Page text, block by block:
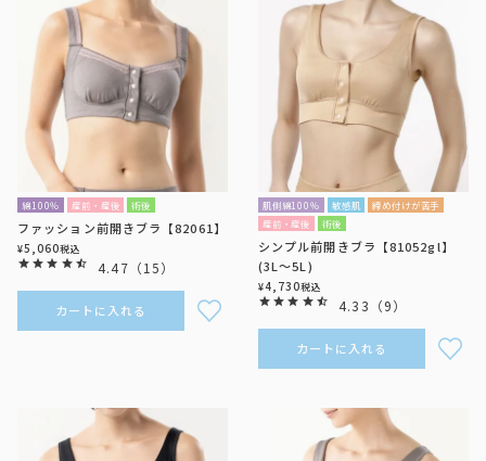
綿100％ 産前・産後 術後
ファッション前開きブラ【82061】
¥5,060税込
4.47 （15）
カートに入れる
肌側綿100％ 敏感肌
締め付けが苦手
産前・産後
術後
シンプル前開きブラ【81052gl】
(3L～5L)
¥4,730税込
4.33 （9）
カートに入れる